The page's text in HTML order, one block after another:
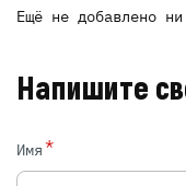
Ещё не добавлено
Напишите
Имя*